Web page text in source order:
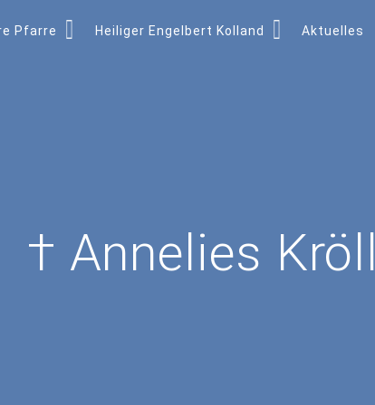
Pfarre Heiliger Engelbert Kolland Aktuelles
† Annelies Kröll